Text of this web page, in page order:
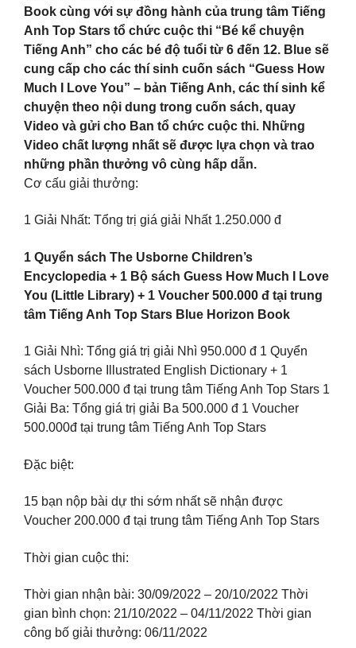
Book cùng với sự đồng hành của trung tâm Tiếng
Anh Top Stars tổ chức cuộc thi “Bé kể chuyện
Tiếng Anh” cho các bé độ tuổi từ 6 đến 12. Blue sẽ
cung cấp cho các thí sinh cuốn sách “Guess How
Much I Love You” – bản Tiếng Anh, các thí sinh kể
chuyện theo nội dung trong cuốn sách, quay
Video và gửi cho Ban tổ chức cuộc thi. Những
Video chất lượng nhất sẽ được lựa chọn và trao
những phần thưởng vô cùng hấp dẫn.
Cơ cấu giải thưởng:
1 Giải Nhất: Tổng trị giá giải Nhất 1.250.000 đ
1 Quyển sách The Usborne Children’s
Encyclopedia + 1 Bộ sách Guess How Much I Love
You (Little Library) + 1 Voucher 500.000 đ tại trung
tâm Tiếng Anh Top Stars Blue Horizon Book
1 Giải Nhì: Tổng giá trị giải Nhì 950.000 đ 1 Quyển
sách Usborne Illustrated English Dictionary + 1
Voucher 500.000 đ tại trung tâm Tiếng Anh Top Stars 1
Giải Ba: Tổng giá trị giải Ba 500.000 đ 1 Voucher
500.000đ tại trung tâm Tiếng Anh Top Stars
Đặc biệt:
15 bạn nộp bài dự thi sớm nhất sẽ nhận được
Voucher 200.000 đ tại trung tâm Tiếng Anh Top Stars
Thời gian cuộc thi:
Thời gian nhận bài: 30/09/2022 – 20/10/2022 Thời
gian bình chọn: 21/10/2022 – 04/11/2022 Thời gian
công bố giải thưởng: 06/11/2022